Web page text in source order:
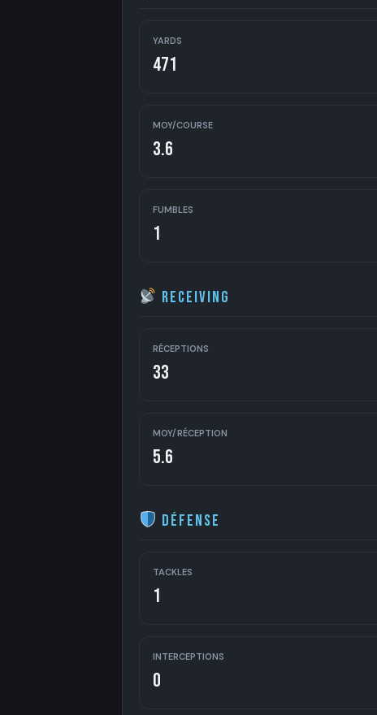
YARDS
471
MOY/COURSE
3.6
FUMBLES
1
Receiving
RÉCEPTIONS
33
MOY/RÉCEPTION
5.6
Défense
TACKLES
1
INTERCEPTIONS
0